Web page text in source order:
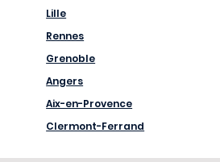
Lille
Rennes
Grenoble
Angers
Aix-en-Provence
Clermont-Ferrand